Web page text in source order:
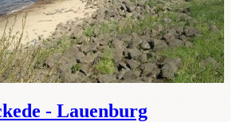
- Lauenburg